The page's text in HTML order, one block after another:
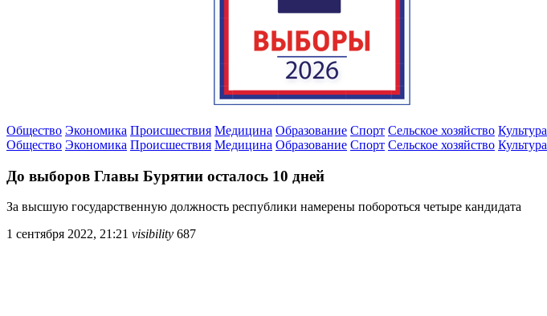
Общество Экономика Происшествия Медицина Образование Спорт Сельское хозяйство Культура
Общество Экономика Происшествия Медицина Образование Спорт Сельское хозяйство Культура
До выборов Главы Бурятии осталось 10 дней
За высшую государственную должность республики намерены побороться четыре кандидата
1 сентября 2022, 21:21 visibility 687